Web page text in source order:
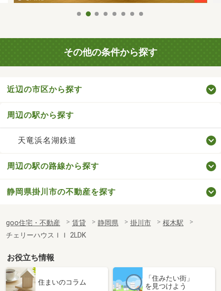
その他の条件から探す
近辺の市区から探す
周辺の駅から探す
天竜浜名湖鉄道
周辺の駅の路線から探す
静岡県掛川市の不動産を探す
goo住宅・不動産 賃貸 静岡県 掛川市
桜木駅
チェリーハウスＩＩ 2LDK
お役立ち情報
住まいのコラム
「住みたい街」
を見つけよう